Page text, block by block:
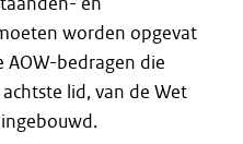
worden opgevat
bedragen die
lid, van de Wet